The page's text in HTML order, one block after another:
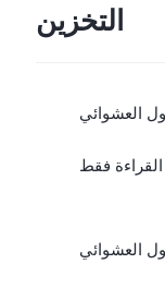
التخزين
العشوائي
فقط
العشوائي